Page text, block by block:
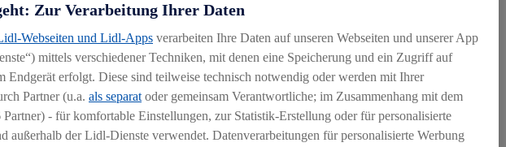
an wechselnde Aufgaben
Zur Verarbeitung Ihrer Daten
Webseiten und Lidl-Apps verarbeiten Ihre Daten auf unseren Webseiten und unserer App
mittels verschiedener Techniken, mit denen eine Speicherung und ein Zugriff auf
Endgerät erfolgt. Diese sind teilweise technisch notwendig oder werden mit Ihrer
Partner (u.a. als separat oder gemeinsam Verantwortliche; im Zusammenhang mit dem
Partner) - für komfortable Einstellungen, zur Statistik-Erstellung oder für personalisierte
außerhalb der Lidl-Dienste verwendet. Datenverarbeitungen für personalisierte Werbung